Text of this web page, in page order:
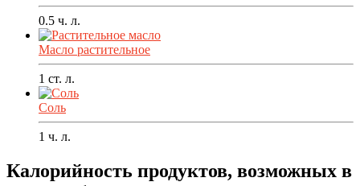
0.5 ч. л.
Масло растительное
1 ст. л.
Соль
1 ч. л.
Калорийность продуктов, возможных в